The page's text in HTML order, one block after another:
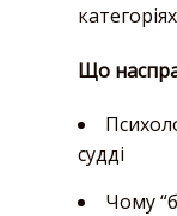
Що
судді
Чому